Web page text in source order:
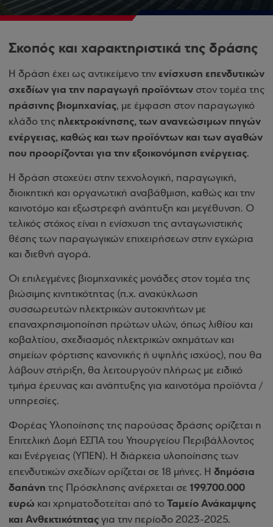
Σκοπός και χαρακτηριστικά της δράσης
Η δράση έχει ως αντικείμενο την ενίσχυση επενδυτικών
σχεδίων για την παραγωγή προϊόντων στον τομέα της
πράσινης βιομηχανίας, με έμφαση στον παραγωγικό
κλάδο της ηλεκτροκίνησης, των ανανεώσιμων πηγών
ενέργειας, καθώς και των προϊόντων και των αγαθών
που προορίζονται για την εξοικονόμηση ενέργειας.
Η δράση στοχεύει στην τεχνολογική, παραγωγική,
διοικητική και οργανωτική αναβάθμιση, καθώς και την
καινοτόμο και εξωστρεφή ανάπτυξη και μεγέθυνση. Ο
τελικός στόχος είναι η ενίσχυση της ανταγωνιστικής
θέσης των παραγωγικών επιχειρήσεων στην εγχώρια
και διεθνή αγορά.
Οι επιλεγμένες βιομηχανικές μονάδες στον τομέα της
βιώσιμης κινητικότητας (π.χ. ανακύκλωση
συσσωρευτών ηλεκτρικών αυτοκινήτων με
επαναχρησιμοποίηση πρώτων υλών, όπως λιθίου και
κοβαλτίου, σχεδιασμός ηλεκτρικών οχημάτων και
σημείων φόρτισης κανονικής ή υψηλής ισχύος), που θα
λάβουν στήριξη, θα λειτουργούν πλήρως με ειδικό
τμήμα έρευνας και ανάπτυξης για καινοτόμα προϊόντα /
υπηρεσίες.
Φορέας Υλοποίησης της παρούσας δράσης ορίζεται η
Επιτελική Δομή ΕΣΠΑ του Υπουργείου Περιβάλλοντος
και Ενέργειας (ΥΠΕΝ). Η διάρκεια υλοποίησης των
επενδυτικών σχεδίων ορίζεται σε 18 μήνες. Η δημόσια
δαπάνη της Πρόσκλησης ανέρχεται σε 199.700.000
ευρώ και χρηματοδοτείται από το Ταμείο Ανάκαμψης
και Ανθεκτικότητας για την περίοδο 2023-2025.